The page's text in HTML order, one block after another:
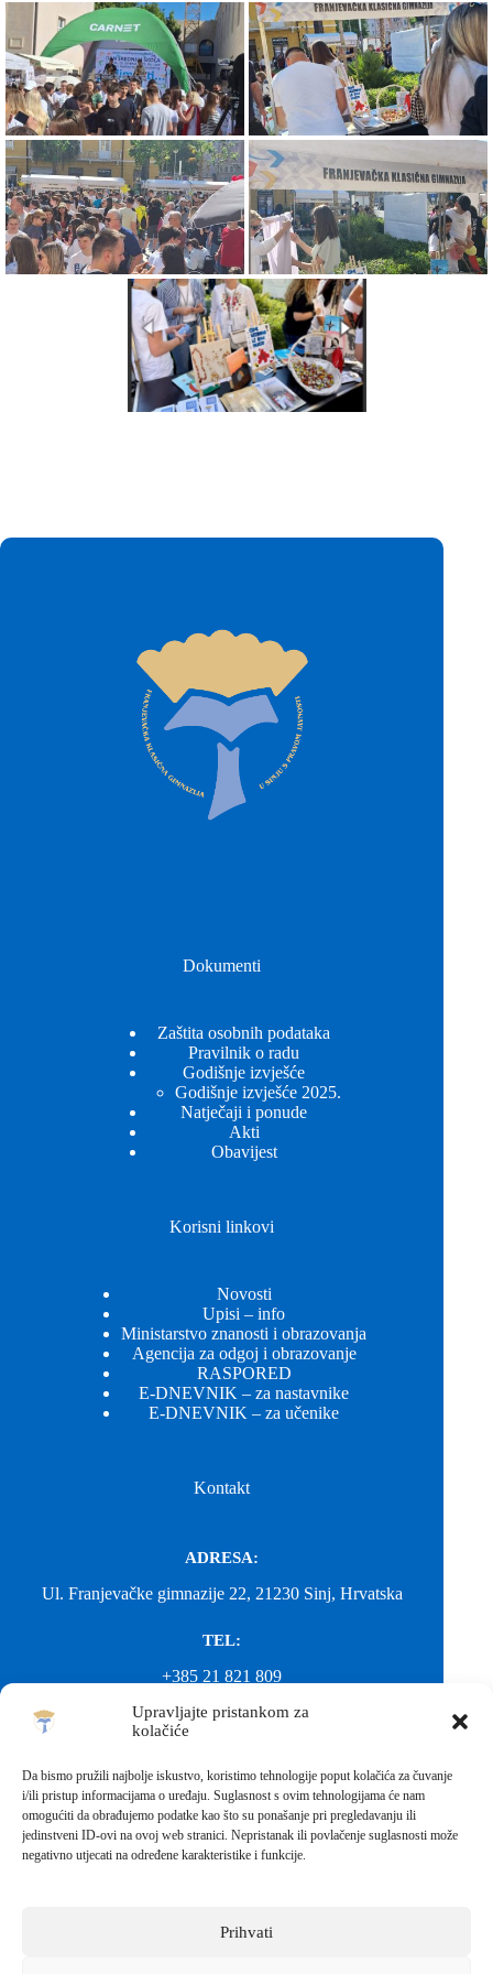
Upravljajte pristankom za
kolačiće
Da bismo pružili najbolje iskustvo, koristimo tehnologije poput kolačića za čuvanje
i/ili pristup informacijama o uređaju. Suglasnost s ovim tehnologijama će nam
omogućiti da obrađujemo podatke kao što su ponašanje pri pregledavanju ili
jedinstveni ID-ovi na ovoj web stranici. Nepristanak ili povlačenje suglasnosti može
negativno utjecati na određene karakteristike i funkcije.
Prihvati
Dokumenti
Zaštita osobnih podataka
Pravilnik o radu
Godišnje izvješće
Godišnje izvješće 2025.
Natječaji i ponude
Akti
Obavijest
Korisni linkovi
Novosti
Upisi – info
Ministarstvo znanosti i obrazovanja
Agencija za odgoj i obrazovanje
RASPORED
E-DNEVNIK – za nastavnike
E-DNEVNIK – za učenike
Kontakt
ADRESA:
Ul. Franjevačke gimnazije 22, 21230 Sinj, Hrvatska
TEL:
+385 21 821 809
EMAIL:
EMAIL:
fkgsinj@gmail.com
Svako neovlašteno preuzimanje fotografija i sadržaja s ove web
Sva prava pridržana © 2026 - FRANJEVAČKA KLASIČNA